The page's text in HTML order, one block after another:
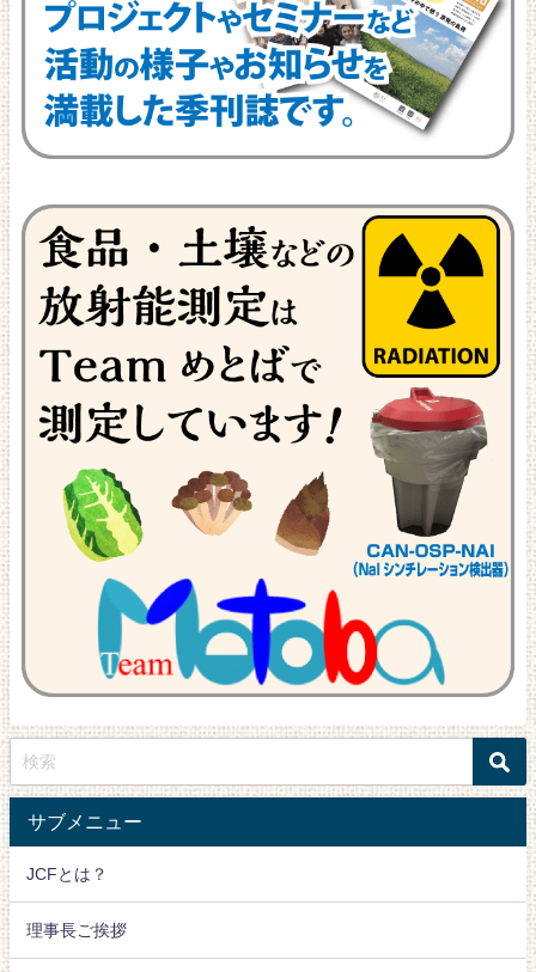
サブメニュー
JCFとは？
理事長ご挨拶